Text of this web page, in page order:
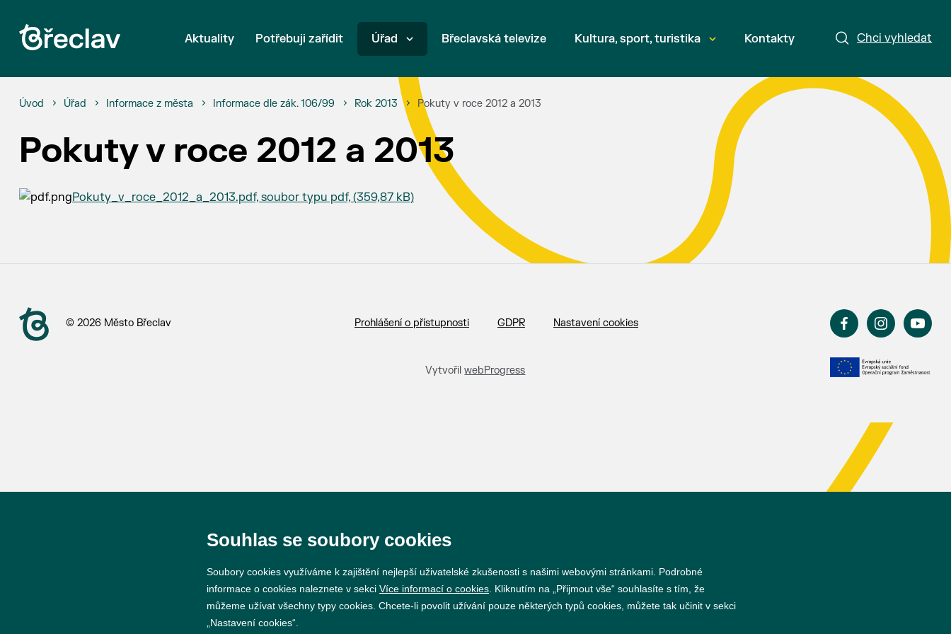
Chci vyhledat
Aktuality Potřebuji zařídit Úřad Břeclavská televize Kultura, sport, turistika Kontakty
Úvod Úřad Informace z města Informace dle zák. 106/99 Rok 2013 Pokuty v roce 2012 a 2013
Pokuty v roce 2012 a 2013
Pokuty_v_roce_2012_a_2013.pdf, soubor typu pdf, (359,87 kB)
© 2026 Město Břeclav Prohlášení o přístupnosti GDPR Nastavení cookies
VytvořilwebProgress
Souhlas se soubory cookies
Soubory cookies využíváme k zajištění nejlepší uživatelské zkušenosti s našimi webovými stránkami. Podrobné
informace o cookies naleznete v sekci Více informací o cookies . Kliknutím na „Přijmout vše“ souhlasíte s tím, že
můžeme užívat všechny typy cookies. Chcete-li povolit užívání pouze některých typů cookies, můžete tak učinit v sekci
„Nastavení cookies“.